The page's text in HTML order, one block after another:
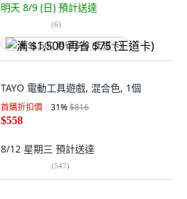
明天 8/9 (日) 預計送達
(6)
满 $1,500 再省 $75 (王道卡)
TAYO 電動工具遊戲, 混合色, 1個
首購折扣價 31%$816
$558
8/12 星期三 預計送達
(547)